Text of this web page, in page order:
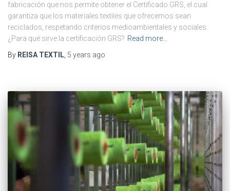
fabricación que nos permite obtener el Certificado GRS, el cual
garantiza que los materiales textiles que ofrecemos sean
reciclados, respetando criterios medioambientales y sociales.
¿Para qué sirve la certificación GRS? Read more…
By REISA TEXTIL 5 years ago